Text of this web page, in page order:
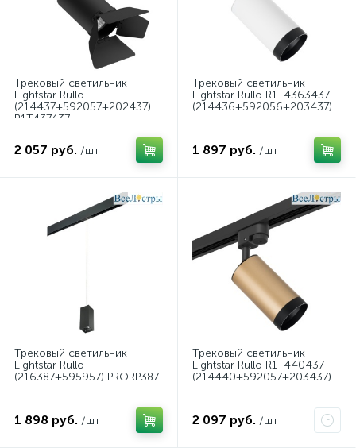
Трековый светильник
Lightstar Rullo
(214437+592057+202437)
R1T437437
2 057 руб. /шт
Трековый светильник
Lightstar Rullo R1T4363437
(214436+592056+203437)
1 897 руб. /шт
Трековый светильник
Lightstar Rullo
(216387+595957) PRORP387
1 898 руб. /шт
Трековый светильник
Lightstar Rullo R1T440437
(214440+592057+203437)
2 097 руб. /шт